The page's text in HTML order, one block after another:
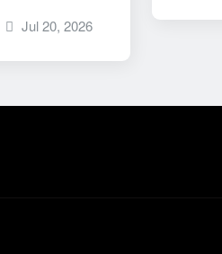
Jul 20, 2026